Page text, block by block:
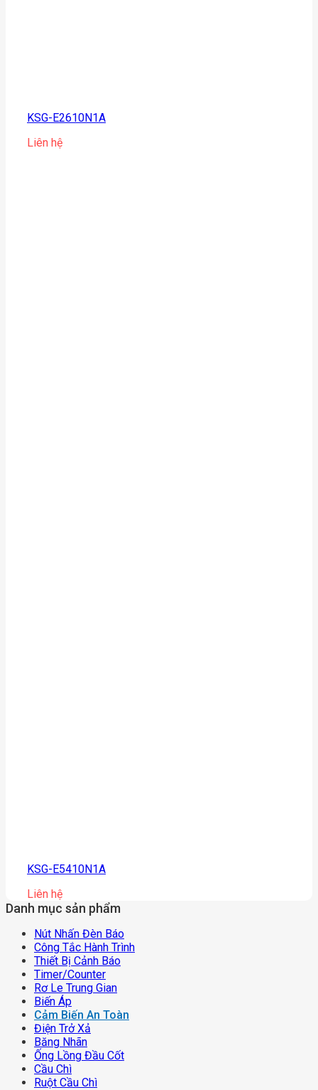
KSG-E2610N1A
Liên hệ
KSG-E5410N1A
Liên hệ
Danh mục sản phẩm
Nút Nhấn Đèn Báo
Công Tắc Hành Trình
Thiết Bị Cảnh Báo
Timer/counter
Rơ Le Trung Gian
Biến Áp
Cảm Biến An Toàn
Điện Trở Xả
Băng Nhãn
Ống Lồng Đầu Cốt
Cầu Chì
Ruột Cầu Chì